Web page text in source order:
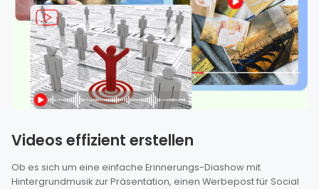
Videos effizient erstellen
Ob es sich um eine einfache Erinnerungs-Diashow mit
Hintergrundmusik zur Präsentation, einen Werbepost für Social